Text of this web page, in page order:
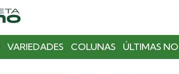
VARIEDADES COLUNAS ÚLTIMAS